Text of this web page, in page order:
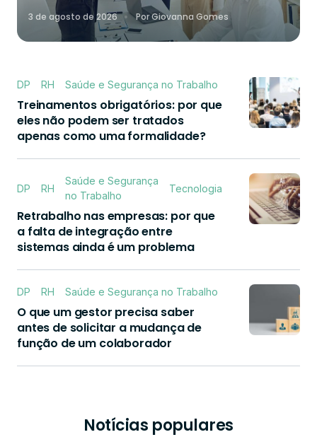
3 de agosto de 2026 PorGiovanna Gomes
DP RH Saúde e Segurança no Trabalho
Treinamentos obrigatórios: por que
eles não podem ser tratados
apenas como uma formalidade?
DP RH
Saúde e Segurança
no Trabalho
Tecnologia
Retrabalho nas empresas: por que
a falta de integração entre
sistemas ainda é um problema
DP RH Saúde e Segurança no Trabalho
O que um gestor precisa saber
antes de solicitar a mudança de
função de um colaborador
Notícias populares